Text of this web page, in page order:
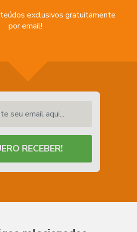
exclusivos gratuitamente
por email!
RECEBER!